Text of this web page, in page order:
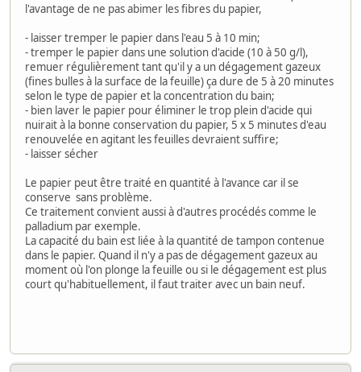
l'avantage de ne pas abimer les fibres du papier,
- laisser tremper le papier dans l'eau 5 à 10 min;
- tremper le papier dans une solution d'acide (10 à 50 g/l),
remuer régulièrement tant qu'il y a un dégagement gazeux
(fines bulles à la surface de la feuille) ça dure de 5 à 20 minutes
selon le type de papier et la concentration du bain;
- bien laver le papier pour éliminer le trop plein d'acide qui
nuirait à la bonne conservation du papier, 5 x 5 minutes d'eau
renouvelée en agitant les feuilles devraient suffire;
- laisser sécher
Le papier peut être traité en quantité à l'avance car il se
conserve sans problème.
Ce traitement convient aussi à d'autres procédés comme le
palladium par exemple.
La capacité du bain est liée à la quantité de tampon contenue
dans le papier. Quand il n'y a pas de dégagement gazeux au
moment où l'on plonge la feuille ou si le dégagement est plus
court qu'habituellement, il faut traiter avec un bain neuf.